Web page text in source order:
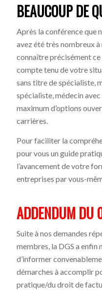
BEAUCOUP DE
Après la conférence que
avez été très nombreux
connaître précisément
compte tenu de votre
sans titre de spécialiste,
spécialiste, médecin
maximum d’options
carrières.
Pour faciliter la
pour vous un guide
l’avancement de votre
entreprises par vous-
ADDENDUM
Suite à nos demandes
membres, la DGS a enfin
d’informer
démarches à accomplir
pratique/du droit de